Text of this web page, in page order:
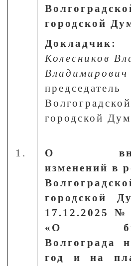
городской
Докладчик:
Колесников
Владимирович
председатель
Волгоградской
городской
1.
О
изменений в
городской
17.12.2025 №
«О
Волгограда
год и на